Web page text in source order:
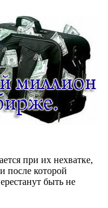
при их нехватке,
после которой
быть не